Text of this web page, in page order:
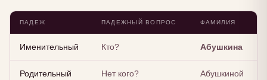
ПАДЕЖ ПАДЕЖНЫЙ ВОПРОС ФАМИЛИЯ
Именительный Кто? Абушкина
Родительный Нет кого? Абушкиной